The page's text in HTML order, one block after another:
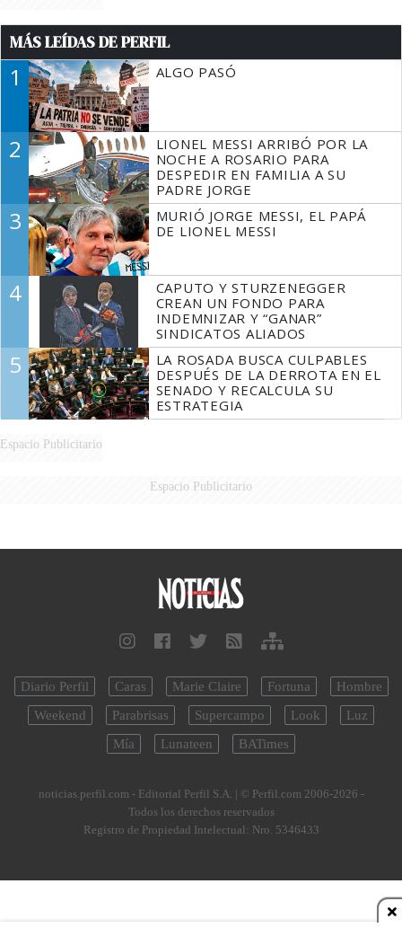
MÁS LEÍDAS DE PERFIL
1 ALGO PASÓ
2
LIONEL MESSI ARRIBÓ POR LA
NOCHE A ROSARIO PARA
DESPEDIR EN FAMILIA A SU
PADRE JORGE
3
MURIÓ JORGE MESSI, EL PAPÁ
DE LIONEL MESSI
4
CAPUTO Y STURZENEGGER
CREAN UN FONDO PARA
INDEMNIZAR Y “GANAR”
SINDICATOS ALIADOS
5
LA ROSADA BUSCA CULPABLES
DESPUÉS DE LA DERROTA EN EL
SENADO Y RECALCULA SU
ESTRATEGIA
Espacio Publicitario
Espacio Publicitario
Diario Perfil Caras Marie Claire Fortuna
Hombre
Weekend
Parabrisas Supercampo Look
Luz
Mía
Lunateen BATimes
noticias.perfil.com - Editorial Perfil S.A. | © Perfil.com 2006-2026 -
Todos los derechos reservados
Registro de Propiedad Intelectual: Nro. 5346433